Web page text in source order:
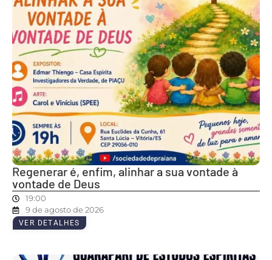
Regenerar é, enfim, alinhar a sua vontade à
vontade de Deus
19:00
9 de agosto de 2026
VER DETALHES